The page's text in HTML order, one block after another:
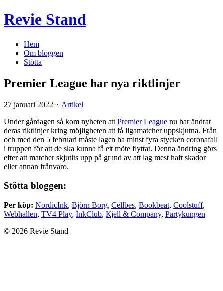
Revie Stand
Hem
Om bloggen
Stötta
Premier League har nya riktlinjer
27 januari 2022 ~ Artikel
Under gårdagen så kom nyheten att Premier League nu har ändrat
deras riktlinjer kring möjligheten att få ligamatcher uppskjutna. Från
och med den 5 februari måste lagen ha minst fyra stycken coronafall
i truppen för att de ska kunna få ett möte flyttat. Denna ändring görs
efter att matcher skjutits upp på grund av att lag mest haft skador
eller annan frånvaro.
Stötta bloggen:
Per köp: NordicInk, Björn Borg, Cellbes, Bookbeat, Coolstuff,
Webhallen, TV4 Play, InkClub, Kjell & Company, Partykungen
© 2026 Revie Stand